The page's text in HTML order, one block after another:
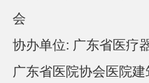
会
协办单位: 广东省医疗
广东省医院协会医院